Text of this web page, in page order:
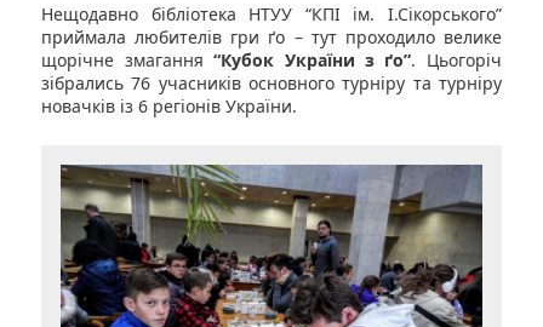
Нещодавно бібліотека НТУУ “КПІ ім. І.Сікорського”
приймала любителів гри ґо – тут проходило велике
щорічне змагання“Кубок України з ґо”. Цьогоріч
зібрались 76 учасників основного турніру та турніру
новачків із 6 регіонів України.